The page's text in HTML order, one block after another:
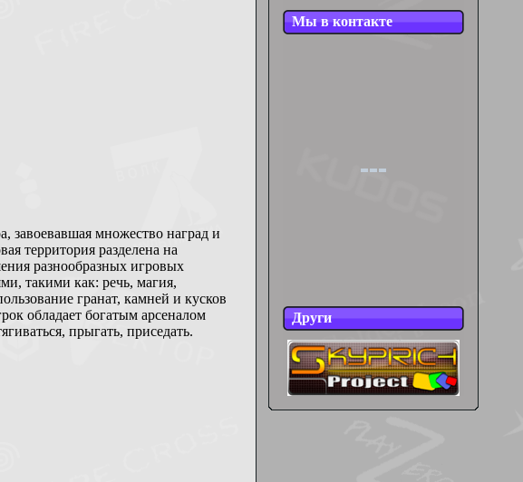
завоевавшая множество наград и
территория разделена на
разнообразных игровых
такими как: речь, магия,
гранат, камней и кусков
обладает богатым арсеналом
прыгать, приседать.
Мы в контакте
Други